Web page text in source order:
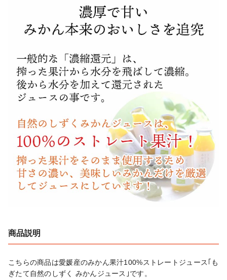
商品説明
こちらの商品は愛媛産のみかん果汁100%ストレートジュース｢も
ぎたて自然のしずく みかんジュース｣です。